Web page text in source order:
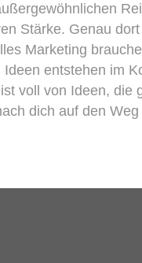
Stärke. Genau
Marketing
entstehen im
voll von Ideen, die
dich auf den